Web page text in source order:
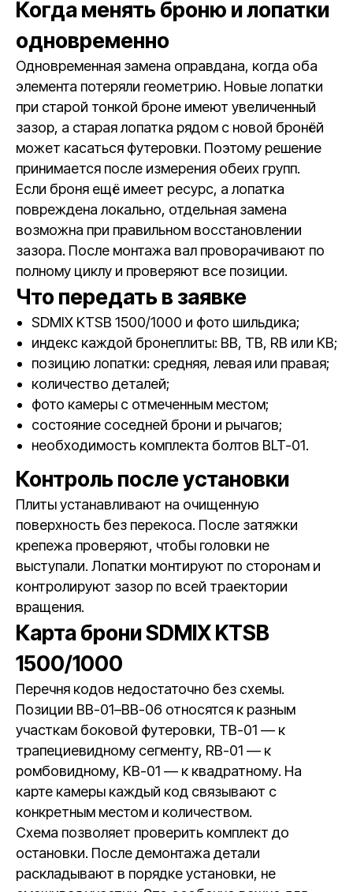
Когда менять броню и лопатки
одновременно
Одновременная замена оправдана, когда оба
элемента потеряли геометрию. Новые лопатки
при старой тонкой броне имеют увеличенный
зазор, а старая лопатка рядом с новой бронёй
может касаться футеровки. Поэтому решение
принимается после измерения обеих групп.
Если броня ещё имеет ресурс, а лопатка
повреждена локально, отдельная замена
возможна при правильном восстановлении
зазора. После монтажа вал проворачивают по
полному циклу и проверяют все позиции.
Что передать в заявке
SDMIX KTSB 1500/1000 и фото шильдика;
индекс каждой бронеплиты: BB, TB, RB или KB;
позицию лопатки: средняя, левая или правая;
количество деталей;
фото камеры с отмеченным местом;
состояние соседней брони и рычагов;
необходимость комплекта болтов BLT-01.
Контроль после установки
Плиты устанавливают на очищенную
поверхность без перекоса. После затяжки
крепежа проверяют, чтобы головки не
выступали. Лопатки монтируют по сторонам и
контролируют зазор по всей траектории
вращения.
Карта брони SDMIX KTSB
1500/1000
Перечня кодов недостаточно без схемы.
Позиции BB-01–BB-06 относятся к разным
участкам боковой футеровки, TB-01 — к
трапециевидному сегменту, RB-01 — к
ромбовидному, KB-01 — к квадратному. На
карте камеры каждый код связывают с
конкретным местом и количеством.
Схема позволяет проверить комплект до
остановки. После демонтажа детали
раскладывают в порядке установки, не